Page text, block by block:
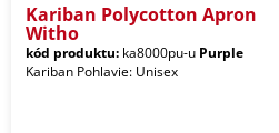
Kariban Polycotton Apron
Witho
kód produktu: ka8000pu-u Purple
Kariban Pohlavie: Unisex